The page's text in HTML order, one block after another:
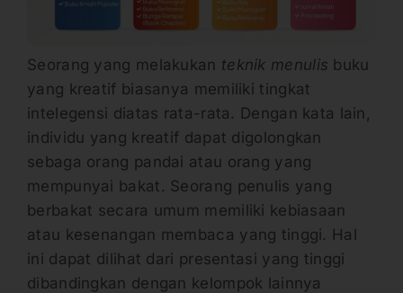
Seorang yang melakukan teknik menulis buku
yang kreatif biasanya memiliki tingkat
intelegensi diatas rata-rata. Dengan kata lain,
individu yang kreatif dapat digolongkan
sebaga orang pandai atau orang yang
mempunyai bakat. Seorang penulis yang
berbakat secara umum memiliki kebiasaan
atau kesenangan membaca yang tinggi. Hal
ini dapat dilihat dari presentasi yang tinggi
dibandingkan dengan kelompok lainnya